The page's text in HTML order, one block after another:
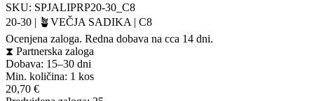
SKU: SPJALIPRP20-30_C8
20-30 | 🪴VEČJA SADIKA | C8
Ocenjena zaloga. Redna dobava na cca 14 dni.
⧗ Partnerska zaloga
Dobava: 15–30 dni
Min. količina: 1 kos
20,70 €